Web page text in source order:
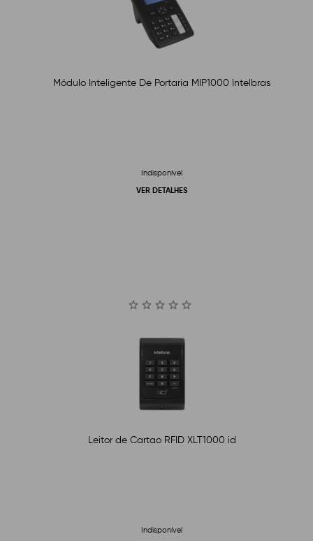
Módulo Inteligente De Portaria MIP1000 Intelbras
Indisponível
VER DETALHES
Leitor de Cartao RFID XLT1000 id
Indisponível